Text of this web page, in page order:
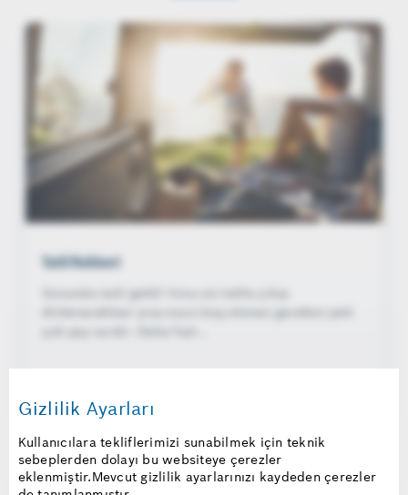
Tatil Rehberi
Sonunda tatil geldi! Ama siz tatile çıkıp
dinlenecekken aracınızın baş etmesi gereken pek
Gizlilik Ayarları
Kullanıcılara tekliflerimizi sunabilmek için teknik
sebeplerden dolayı bu websiteye çerezler
eklenmiştir.Mevcut gizlilik ayarlarınızı kaydeden çerezler